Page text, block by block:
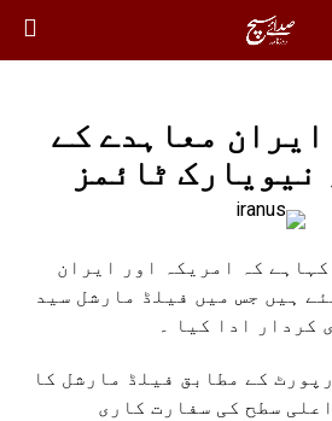
ایران معاہدے کے
نیویارک ٹائمز
کہ امریکہ اور ایران
ہیں جس میں فیلڈ مارشل سید
کردار ادا کیا ۔
کے مطابق فیلڈ مارشل کا
سطح کی سفارت کاری